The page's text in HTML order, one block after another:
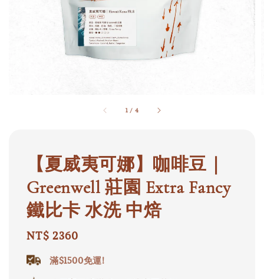
1 / 4
【夏威夷可娜】咖啡豆｜
Greenwell 莊園 Extra Fancy
鐵比卡 水洗 中焙
Regular
price
NT$ 2360
滿$1500免運!